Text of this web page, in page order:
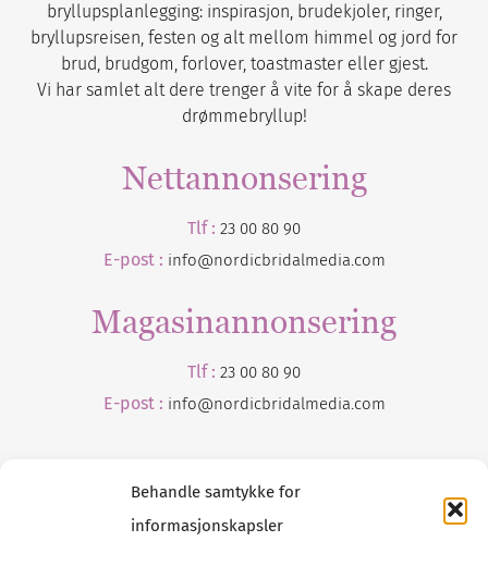
Behandle samtykke for
informasjonskapsler
bryllupsplanlegging: inspirasjon, brudekjoler, ringer,
bryllupsreisen, festen og alt mellom himmel og jord for
brud, brudgom, forlover, toastmaster eller gjest.
Vi har samlet alt dere trenger å vite for å skape deres
drømmebryllup!
Nettannonsering
Tlf : 23 00 80 90
E-post : info@nordicbridalmedia.com
Magasinannonsering
Tlf : 23 00 80 90
E-post : info@nordicbridalmedia.com